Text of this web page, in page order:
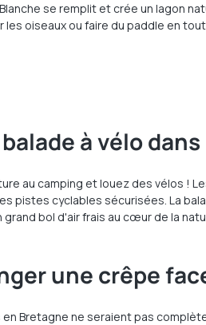
se remplit et crée un lagon
les oiseaux ou faire du paddle en
à vélo
au camping et louez des vélos !
pistes cyclables sécurisées. La
grand bol d'air frais au cœur de la
une crêpe
en Bretagne ne seraient pas